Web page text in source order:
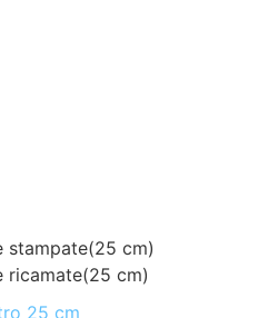
stampate(25 cm)
ricamate(25 cm)
25 cm